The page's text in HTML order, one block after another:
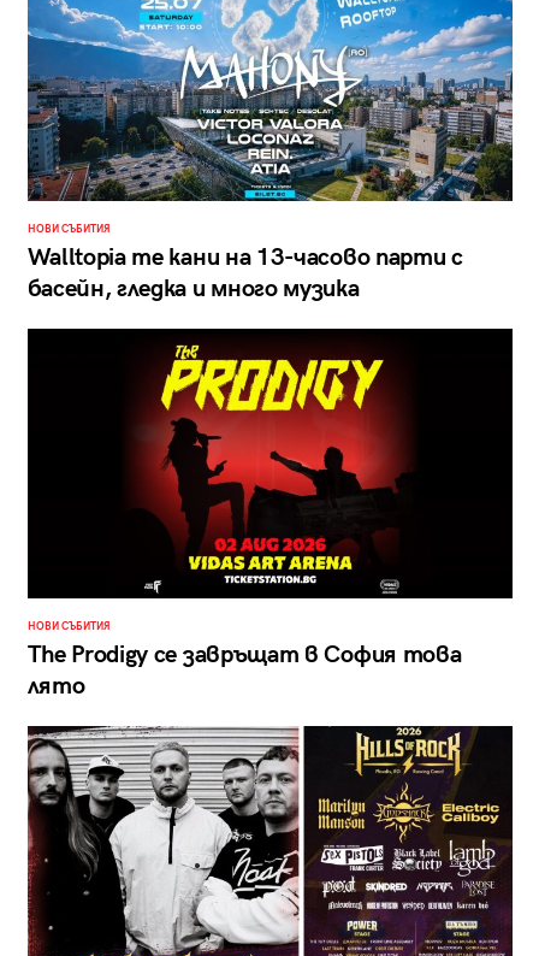
НОВИ СЪБИТИЯ
Walltopia те кани на 13-часово парти с
басейн, гледка и много музика
НОВИ СЪБИТИЯ
The Prodigy се завръщат в София това
лято